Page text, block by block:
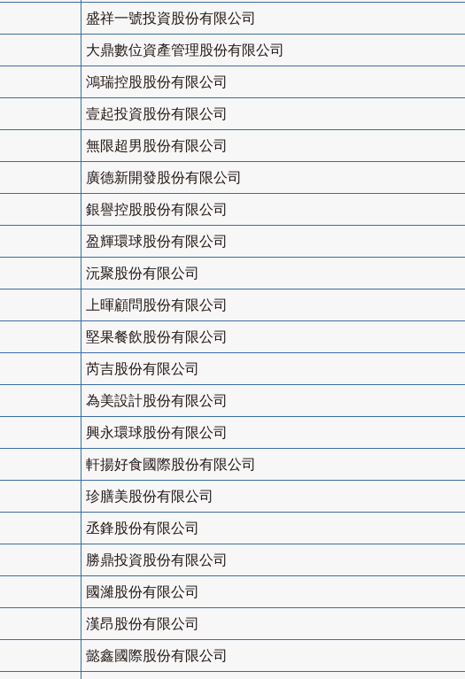
盛祥一號投資股份有限公司
大鼎數位資產管理股份有限公司
鴻瑞控股股份有限公司
壹起投資股份有限公司
無限超男股份有限公司
廣德新開發股份有限公司
銀譽控股股份有限公司
盈輝環球股份有限公司
沅聚股份有限公司
上暉顧問股份有限公司
堅果餐飲股份有限公司
芮吉股份有限公司
為美設計股份有限公司
興永環球股份有限公司
軒揚好食國際股份有限公司
珍膳美股份有限公司
丞鋒股份有限公司
勝鼎投資股份有限公司
國濰股份有限公司
漢昂股份有限公司
懿鑫國際股份有限公司